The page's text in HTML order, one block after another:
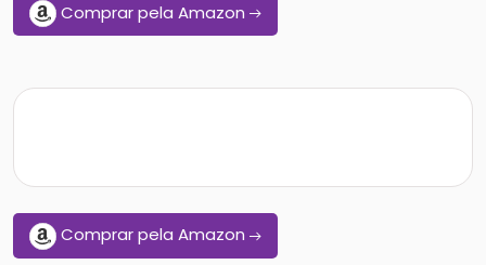
Comprar pela Amazon
Comprar pela Amazon